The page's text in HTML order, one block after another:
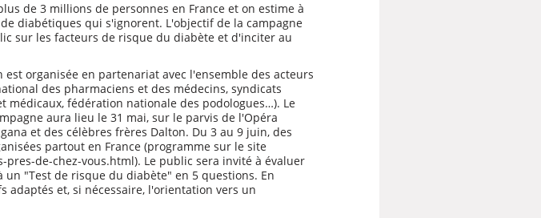
de 3 millions de personnes en France et on estime à
diabétiques qui s'ignorent. L'objectif de la campagne
sur les facteurs de risque du diabète et d'inciter au
est organisée en partenariat avec l'ensemble des acteurs
des pharmaciens et des médecins, syndicats
médicaux, fédération nationale des podologues…). Le
aura lieu le 31 mai, sur le parvis de l'Opéra
et des célèbres frères Dalton. Du 3 au 9 juin, des
partout en France (programme sur le site
de-chez-vous.html). Le public sera invité à évaluer
"Test de risque du diabète" en 5 questions. En
adaptés et, si nécessaire, l'orientation vers un